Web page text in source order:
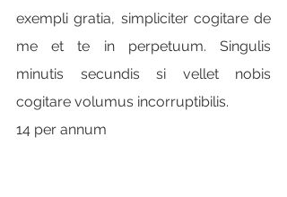
exempli gratia, simpliciter cogitare de
me et te in perpetuum. Singulis
minutis secundis si vellet nobis
cogitare volumus incorruptibilis.
14 per annum